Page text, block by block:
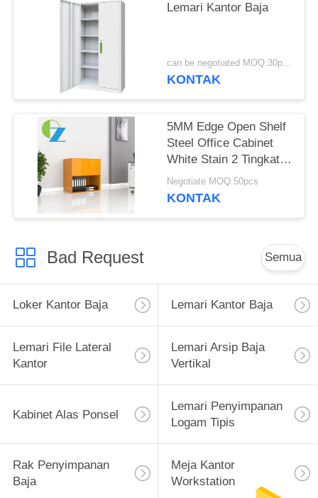
Lemari Kantor Baja
can be negotiated MOQ:30pcs
KONTAK
5MM Edge Open Shelf
Steel Office Cabinet
White Stain 2 Tingkat
Kabinet bawah terbuka
Negotiate MOQ:50pcs
KONTAK
Bad Request Semua
Loker Kantor Baja Lemari Kantor Baja
Lemari File Lateral
Kantor
Lemari Arsip Baja
Vertikal
Kabinet Alas Ponsel
Lemari Penyimpanan
Logam Tipis
Rak Penyimpanan
Baja
Meja Kantor
Workstation